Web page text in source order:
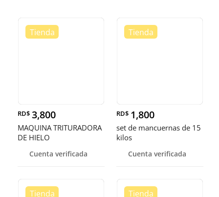
RD$ 3,800
MAQUINA TRITURADORA
DE HIELO
Cuenta verificada
RD$ 1,800
set de mancuernas de 15
kilos
Cuenta verificada